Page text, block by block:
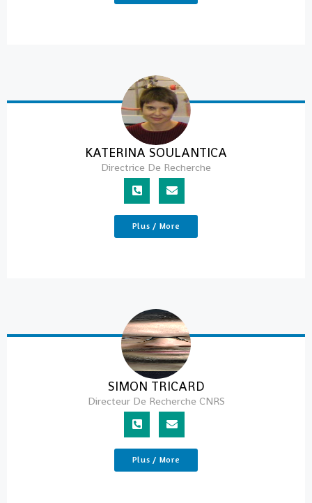
KATERINA SOULANTICA
Directrice De Recherche
Plus / More
SIMON TRICARD
Directeur De Recherche CNRS
Plus / More